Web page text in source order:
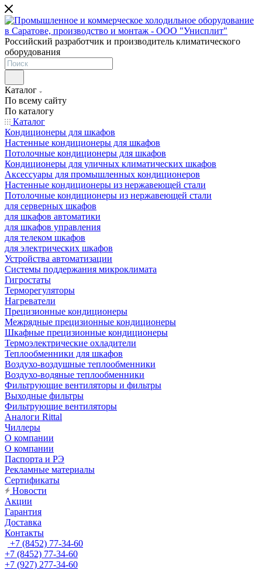
Российский разработчик и производитель климатического
оборудования
Каталог
По всему сайту
По каталогу
Каталог
Кондиционеры для шкафов
Настенные кондиционеры для шкафов
Потолочные кондиционеры для шкафов
Кондиционеры для уличных климатических шкафов
Аксессуары для промышленных кондиционеров
Настенные кондиционеры из нержавеющей стали
Потолочные кондиционеры из нержавеющей стали
для серверных шкафов
для шкафов автоматики
для шкафов управления
для телеком шкафов
для электрических шкафов
Устройства автоматизации
Системы поддержания микроклимата
Гигростаты
Терморегуляторы
Нагреватели
Прецизионные кондиционеры
Mежрядные прецизионные кондиционеры
Шкафные прецизионные кондиционеры
Термоэлектрические охладители
Теплообменники для шкафов
Воздухо-воздушные теплообменники
Воздухо-водяные теплообменники
Фильтрующие вентиляторы и фильтры
Выходные фильтры
Фильтрующие вентиляторы
Аналоги Rittal
Чиллеры
О компании
О компании
Паспорта и РЭ
Рекламные материалы
Сертификаты
Новости
Акции
Гарантия
Доставка
Контакты
+7 (8452) 77-34-60
+7 (8452) 77-34-60
+7 (927) 277-34-60